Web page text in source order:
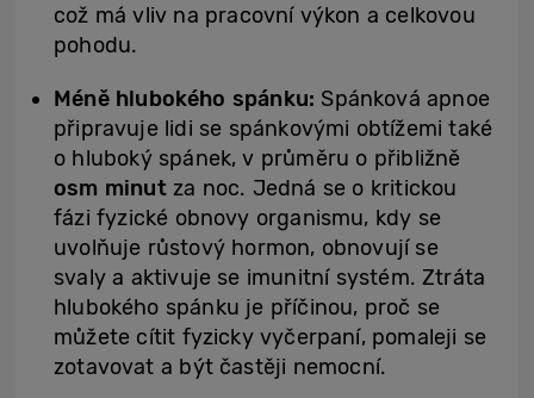
což má vliv na pracovní výkon a celkovou
pohodu.
Méně hlubokého spánku: Spánková apnoe
připravuje lidi se spánkovými obtížemi také
o hluboký spánek, v průměru o přibližně
osm minutza noc. Jedná se o kritickou
fázi fyzické obnovy organismu, kdy se
uvolňuje růstový hormon, obnovují se
svaly a aktivuje se imunitní systém. Ztráta
hlubokého spánku je příčinou, proč se
můžete cítit fyzicky vyčerpaní, pomaleji se
zotavovat a být častěji nemocní.